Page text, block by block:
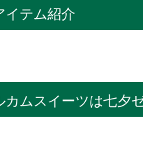
イテム紹介
カムスイーツは七夕